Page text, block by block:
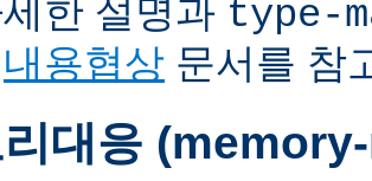
한 설명과 type-
내용협상 문서를 참
대응